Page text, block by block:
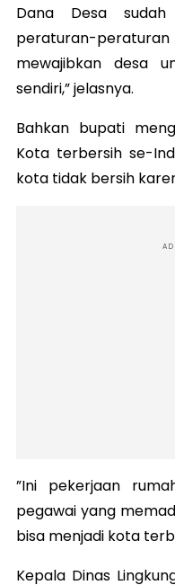
Dana Desa sudah
peraturan-
mewajibkan desa
sendiri,” jelasnya.
Bahkan bupati
Kota terbersih se-
kota tidak bersih
”Ini pekerjaan
pegawai yang
bisa menjadi kota
Kepala Dinas